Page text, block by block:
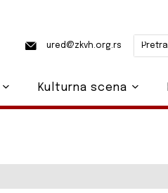
ured@zkvh.org.rs
Kulturna scena